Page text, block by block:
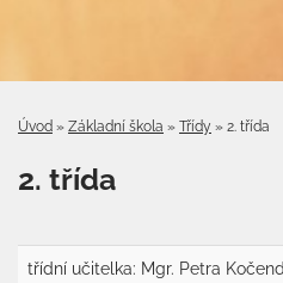
Úvod » Základní škola » Třídy » 2. třída
2. třída
třídní učitelka: Mgr. Petra